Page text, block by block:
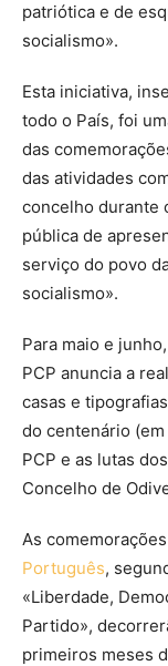
patriótica e de
socialismo».
Esta iniciativa,
todo o País, foi
das
das atividades
concelho durante
pública de
serviço do povo
socialismo».
Para maio e
PCP anuncia a
casas e
do centenário
PCP e as lutas
Concelho de
As
Português,
«Liberdade,
Partido»,
primeiros meses